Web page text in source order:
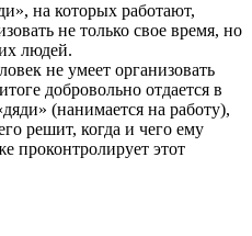
на которых работают,
не только свое время, но
людей.
не умеет организовать
добровольно отдается в
(нанимается на работу),
решит, когда и чего ему
проконтролирует этот